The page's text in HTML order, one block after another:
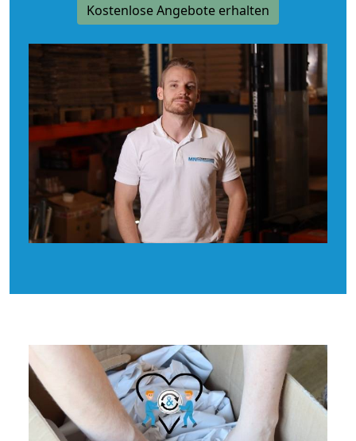
Kostenlose Angebote erhalten